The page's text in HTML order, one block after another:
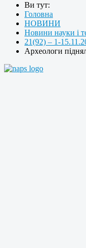
Ви тут:
Головна
НОВИНИ
Новини науки і
21(92) – 1-
Археологи